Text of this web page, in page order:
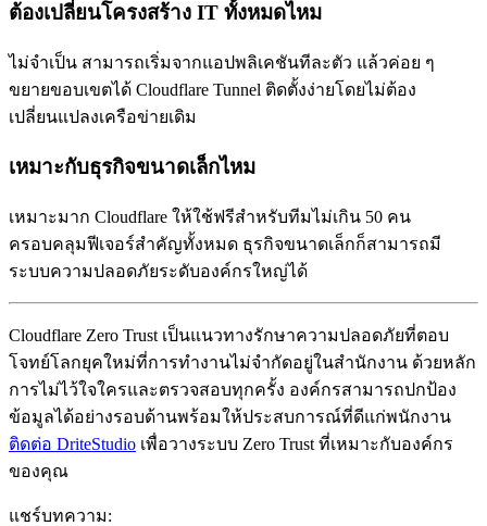
ต้องเปลี่ยนโครงสร้าง IT ทั้งหมดไหม
ไม่จำเป็น สามารถเริ่มจากแอปพลิเคชันทีละตัว แล้วค่อย ๆ
ขยายขอบเขตได้ Cloudflare Tunnel ติดตั้งง่ายโดยไม่ต้อง
เปลี่ยนแปลงเครือข่ายเดิม
เหมาะกับธุรกิจขนาดเล็กไหม
เหมาะมาก Cloudflare ให้ใช้ฟรีสำหรับทีมไม่เกิน 50 คน
ครอบคลุมฟีเจอร์สำคัญทั้งหมด ธุรกิจขนาดเล็กก็สามารถมี
ระบบความปลอดภัยระดับองค์กรใหญ่ได้
Cloudflare Zero Trust เป็นแนวทางรักษาความปลอดภัยที่ตอบ
โจทย์โลกยุคใหม่ที่การทำงานไม่จำกัดอยู่ในสำนักงาน ด้วยหลัก
การไม่ไว้ใจใครและตรวจสอบทุกครั้ง องค์กรสามารถปกป้อง
ข้อมูลได้อย่างรอบด้านพร้อมให้ประสบการณ์ที่ดีแก่พนักงาน
ติดต่อ DriteStudio เพื่อวางระบบ Zero Trust ที่เหมาะกับองค์กร
ของคุณ
แชร์บทความ: